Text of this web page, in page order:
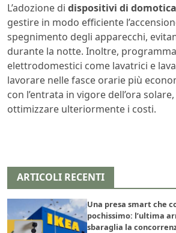
L’adozione di dispositivi di domotica
gestire in modo efficiente
spegnimento degli apparecchi,
durante la notte. Inoltre,
elettrodomestici come lavatrici e
lavorare nelle fasce orarie più
con l’entrata in vigore dell’ora
ottimizzare ulteriormente i costi.
ARTICOLI RECENTI
Una presa smart che
pochissimo: l’ultima
sbaraglia la